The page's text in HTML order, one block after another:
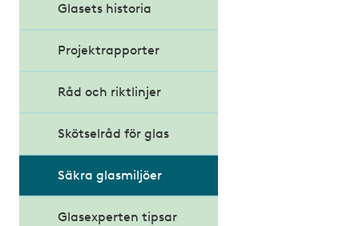
byggnader
Miljöbyggnad 4.0
Modernare byggregler
Möjligheternas
Glasets historia
Projektrapporter
Råd och riktlinjer
Skötselråd för glas
Säkra glasmiljöer
Glasexperten tipsar